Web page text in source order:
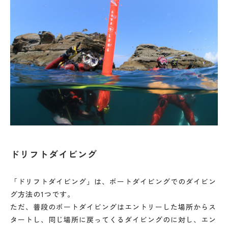
ドリフトダイビング
「ドリフトダイビング」は、ボートダイビングでのダイビン
グ方法の1つです。
ただ、普段のボートダイビングはエントリーした場所からス
タートし、同じ場所に戻ってくるダイビングのに対し、エン